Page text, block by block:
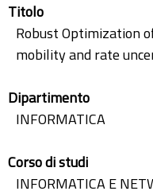
Titolo
Robust Optimization
mobility and rate
Dipartimento
INFORMATICA
Corso di studi
INFORMATICA E